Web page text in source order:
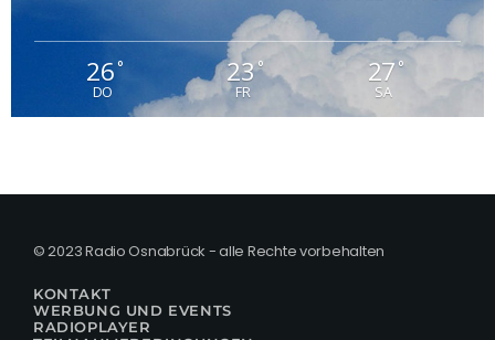
26°
DO
23°
FR
27°
SA
© 2023 Radio Osnabrück - alle Rechte vorbehalten
KONTAKT
WERBUNG UND EVENTS
RADIOPLAYER